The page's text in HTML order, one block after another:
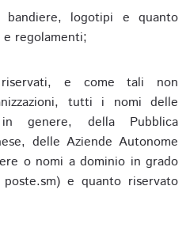
logotipi e quanto
regolamenti;
e come tali non
tutti i nomi delle
in genere, della Pubblica
delle Aziende Autonome
o nomi a dominio in grado
e quanto riservato